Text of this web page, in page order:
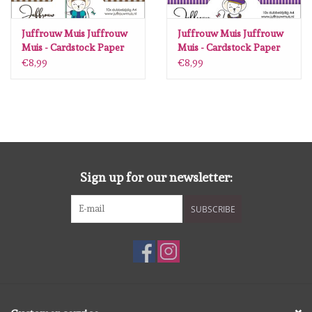
Juffrouw Muis Juffrouw
Muis - Cardstock Paper
pad A4 - Dank u
€8,99
Juffrouw Muis Juffrouw
Muis - Cardstock Paper
pad A4 - Piejte Piet,
€8,99
Sign up for our newsletter:
SUBSCRIBE